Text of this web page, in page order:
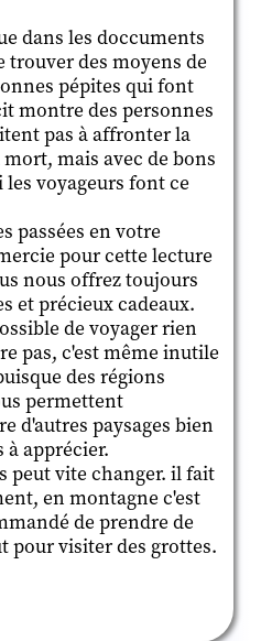
dans les doccuments
trouver des moyens de
pépites qui font
montre des personnes
pas à affronter la
mais avec de bons
les voyageurs font ce
passées en votre
pour cette lecture
nous offrez toujours
et précieux cadeaux.
de voyager rien
pas, c'est même inutile
des régions
permettent
d'autres paysages bien
apprécier.
peut vite changer. il fait
en montagne c'est
de prendre de
pour visiter des grottes.